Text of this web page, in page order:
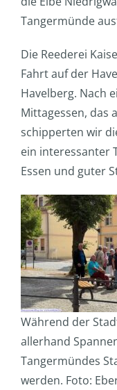
Tangermünde
Die Reederei
Fahrt auf der
Havelberg. Nach
Mittagessen, das
schipperten wir
ein interessanter
Essen und guter
Während der
allerhand
Tangermündes
werden. Foto: